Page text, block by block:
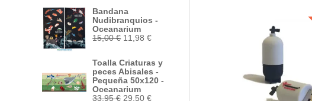
era:
15,00 €.11,98 €.
Bandana
Nudibranquios -
Oceanarium
15,00€ El
era:
15,00 €.
11,98€El
es:
11,98 €.
Toalla Criaturas y
peces Abisales -
Pequeña 50x120 -
Oceanarium
33,95€ El
29,50€El